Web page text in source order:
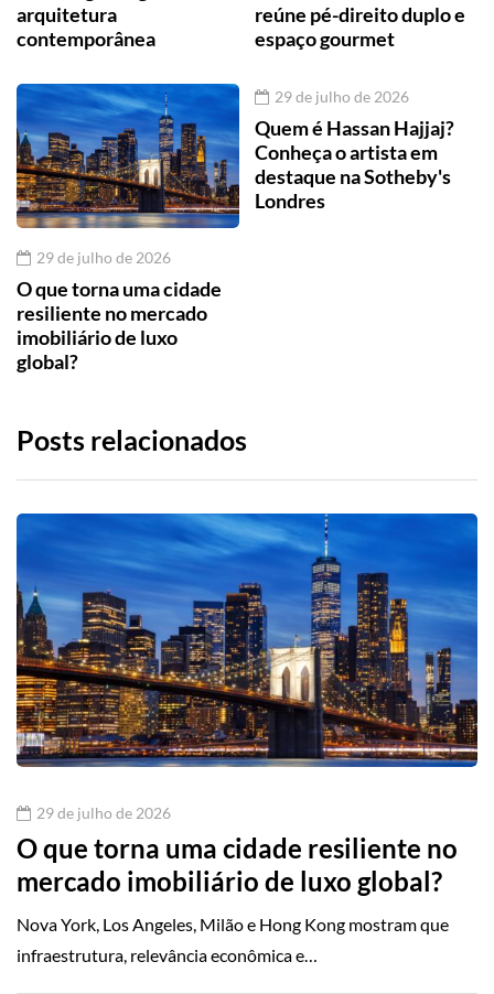
arquitetura
contemporânea
reúne pé-direito duplo e
espaço gourmet
29 de julho de 2026
O que torna uma cidade
resiliente no mercado
imobiliário de luxo
global?
29 de julho de 2026
Quem é Hassan Hajjaj?
Conheça o artista em
destaque na Sotheby's
Londres
Posts relacionados
29 de julho de 2026
O que torna uma cidade resiliente no
mercado imobiliário de luxo global?
Nova York, Los Angeles, Milão e Hong Kong mostram que
infraestrutura, relevância econômica e…